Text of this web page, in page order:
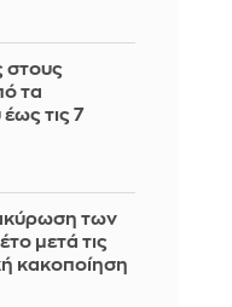
στους
τα
τις 7
ακύρωση των
μετά τις
κακοποίηση